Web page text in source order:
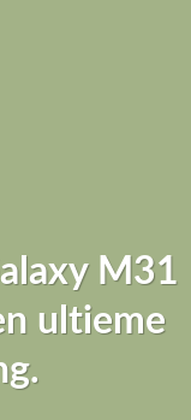
M31
ultieme